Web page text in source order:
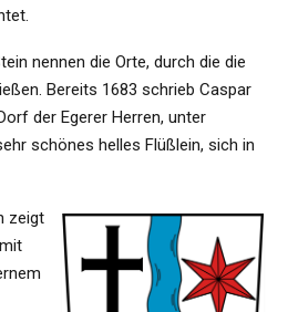
nennen die Orte, durch die die
Bereits 1683 schrieb Caspar
der Egerer Herren, unter
schönes helles Flüßlein, sich in
zeigt